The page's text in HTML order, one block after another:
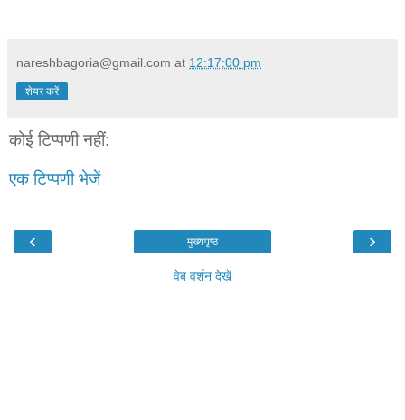
nareshbagoria@gmail.com at 12:17:00 pm
शेयर करें
कोई टिप्पणी नहीं:
एक टिप्पणी भेजें
‹ ›
मुख्यपृष्ठ
वेब वर्शन देखें